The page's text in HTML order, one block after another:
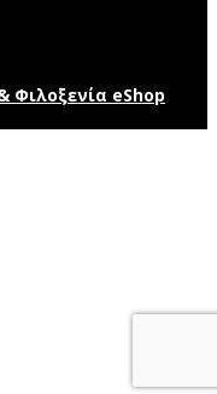
Φιλοξενία eShop